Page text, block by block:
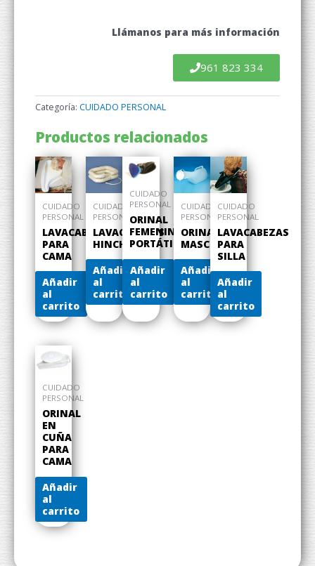
Llámanos para más información
961 823 334
Categoría: CUIDADO PERSONAL
Productos relacionados
CUIDADO
PERSONAL
LAVACABEZAS
PARA
CAMA
Añadir
al
carrito
CUIDADO
PERSONAL
LAVACABEZAS
HINCHABLE
Añadir
al
carrito
CUIDADO
PERSONAL
ORINAL
FEMENINO
PORTÁTIL
Añadir
al
carrito
CUIDADO
PERSONAL
ORINAL
MASCULINO
Añadir
al
carrito
CUIDADO
PERSONAL
LAVACABEZAS
PARA
SILLA
Añadir
al
carrito
CUIDADO
PERSONAL
ORINAL
EN
CUÑA
PARA
CAMA
Añadir
al
carrito